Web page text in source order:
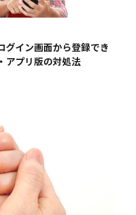
グイン画面から登録でき
アプリ版の対処法